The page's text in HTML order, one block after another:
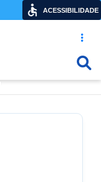
Acesso
ACESSIBILIDADE